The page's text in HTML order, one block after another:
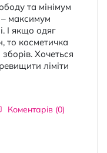
та мінімум
максимум
І якщо одяг
то косметичка
Хочеться
ліміти
Коментарів (0)